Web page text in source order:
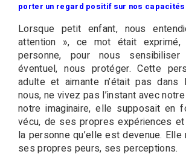
porter un regard positif sur nos capacités
Lorsque petit enfant, nous
attention », ce mot était
personne, pour nous
éventuel, nous protéger. Cette
adulte et aimante n’était pas dans
nous, ne vivez pas l’instant avec
notre imaginaire, elle supposait en
vécu, de ses propres expériences
la personne qu’elle est devenue.
ses propres peurs, ses perceptions.